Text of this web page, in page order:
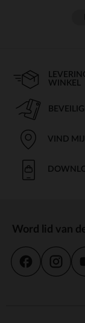
WINKEL
VIND
Word lid van